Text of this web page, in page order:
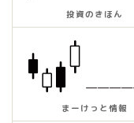
投資のきほん
まーけっと情報